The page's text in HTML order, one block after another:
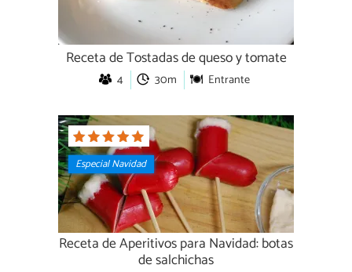
Receta de Tostadas de queso y tomate
4 30m Entrante
Especial Navidad
Receta de Aperitivos para Navidad: botas
de salchichas